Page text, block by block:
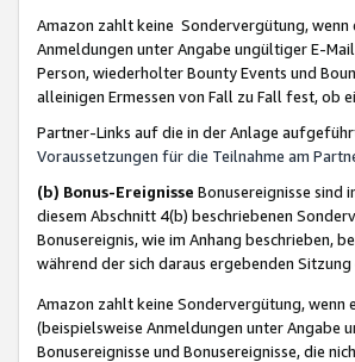
Amazon zahlt keine Sondervergütung, wenn
Anmeldungen unter Angabe ungültiger E-
Person, wiederholter Bounty Events und
alleinigen Ermessen von Fall zu Fall fest, ob
Partner-Links auf die in der Anlage
Voraussetzungen für die Teilnahme am
(b) Bonus-Ereignisse Bonusereignisse sind
diesem Abschnitt 4(b) beschriebenen
Bonusereignis, wie im Anhang beschrieben,
während der sich daraus ergebenden
Amazon zahlt keine Sondervergütung, wenn
(beispielsweise Anmeldungen unter Angabe
Bonusereignisse und Bonusereignisse, die